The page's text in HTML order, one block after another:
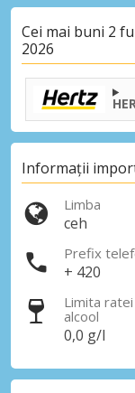
Cei mai buni 2
2026
Informații
Limba
ceh
Prefix
+ 420
Limita
alcool
0,0 g/l